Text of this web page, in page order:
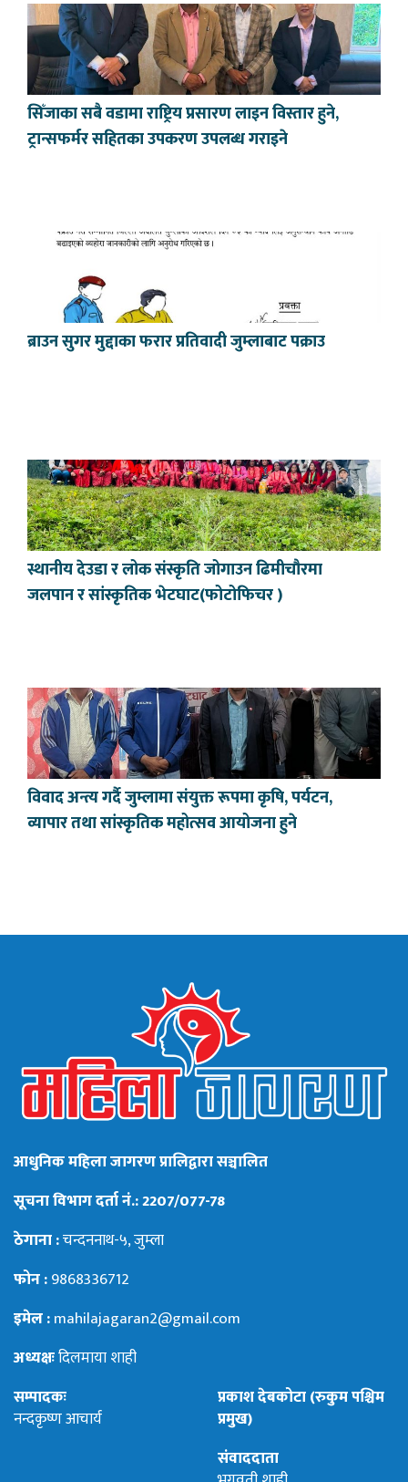
सिँजाका सबै वडामा राष्ट्रिय प्रसारण लाइन विस्तार हुने,
ट्रान्सफर्मर सहितका उपकरण उपलब्ध गराइने
ब्राउन सुगर मुद्दाका फरार प्रतिवादी जुम्लाबाट पक्राउ
स्थानीय देउडा र लोक संस्कृति जोगाउन ढिमीचौरमा
जलपान र सांस्कृतिक भेटघाट(फोटोफिचर )
विवाद अन्त्य गर्दै जुम्लामा संयुक्त रूपमा कृषि, पर्यटन,
व्यापार तथा सांस्कृतिक महोत्सव आयोजना हुने
आधुनिक महिला जागरण प्रालिद्वारा सञ्चालित
सूचना विभाग दर्ता नं.: 2207/077-78
ठेगाना :चन्दननाथ-५, जुम्ला
फोन :9868336712
इमेल :mahilajagaran2@gmail.com
अध्यक्षःदिलमाया शाही
सम्पादकः
नन्दकृष्ण आचार्य
प्रकाश देबकोटा (रुकुम पश्चिम
प्रमुख)
संवाददाता